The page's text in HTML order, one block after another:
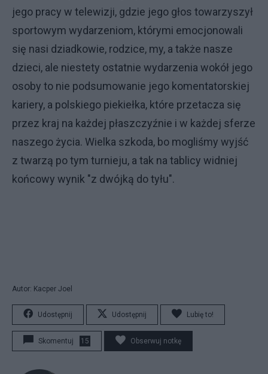
jego pracy w telewizji, gdzie jego głos towarzyszył
sportowym wydarzeniom, którymi emocjonowali
się nasi dziadkowie, rodzice, my, a także nasze
dzieci, ale niestety ostatnie wydarzenia wokół jego
osoby to nie podsumowanie jego komentatorskiej
kariery, a polskiego piekiełka, które przetacza się
przez kraj na każdej płaszczyźnie i w każdej sferze
naszego życia. Wielka szkoda, bo mogliśmy wyjść
z twarzą po tym turnieju, a tak na tablicy widniej
końcowy wynik "z dwójką do tyłu".
Autor: Kacper Joel
Udostępnij Udostępnij Lubię to!
Skomentuj 15 Obserwuj notkę